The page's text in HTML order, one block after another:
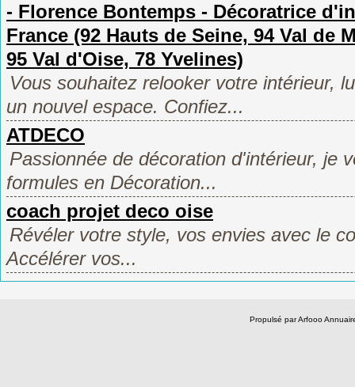
- Florence Bontemps - Décoratrice
France (92 Hauts de Seine, 94 Val de
95 Val d'Oise, 78 Yvelines)
Vous souhaitez relooker votre intérieur,
un nouvel espace. Confiez...
ATDECO
Passionnée de décoration d'intérieur, je
formules en Décoration...
coach projet deco oise
Révéler votre style, vos envies avec le
Accélérer vos...
Propulsé par Arfooo